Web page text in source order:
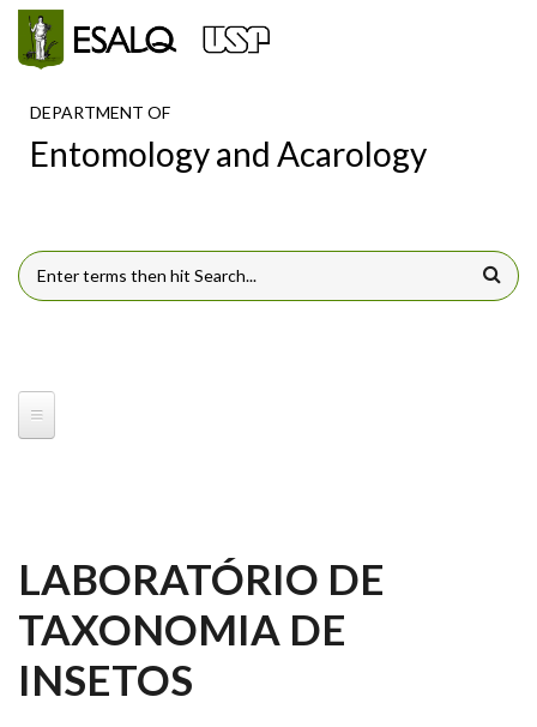
Skip to main content
DEPARTMENT OF
Entomology and Acarology
SEARCH FORM
LABORATÓRIO DE
TAXONOMIA DE
INSETOS